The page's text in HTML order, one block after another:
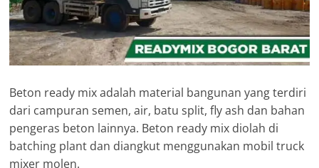
Beton ready mix adalah material bangunan yang terdiri
dari campuran semen, air, batu split, fly ash dan bahan
pengeras beton lainnya. Beton ready mix diolah di
batching plant dan diangkut menggunakan mobil truck
mixer molen.